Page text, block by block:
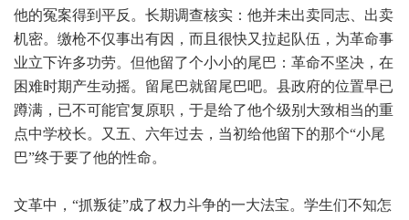
他的冤案得到平反。长期调查核实：他并未出卖同志、出卖
机密。缴枪不仅事出有因，而且很快又拉起队伍，为革命事
业立下许多功劳。但他留了个小小的尾巴：革命不坚决，在
困难时期产生动摇。留尾巴就留尾巴吧。县政府的位置早已
蹲满，已不可能官复原职，于是给了他个级别大致相当的重
点中学校长。又五、六年过去，当初给他留下的那个“小尾
巴”终于要了他的性命。
文革中，“抓叛徒”成了权力斗争的一大法宝。学生们不知怎